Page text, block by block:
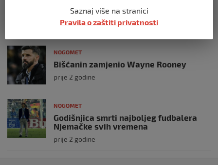
Kraj prvog poluvremena: BiH i Austrija
bez pogodaka
prije 11 mjeseci
NOGOMET
Bišćanin zamjenio Wayne Rooney
prije 2 godine
NOGOMET
Godišnjica smrti najboljeg fudbalera
Njemačke svih vremena
prije 2 godine
Saznaj više na stranici
Pravila o zaštiti privatnosti